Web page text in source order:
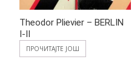
Theodor Plievier – BERLIN
I-II
ПРОЧИТАЈТЕ ЈОШ